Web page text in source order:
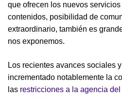
que ofrecen los nuevos
contenidos, posibilidad de
extraordinario, también es
nos exponemos.
Los recientes avances sociales
incrementado notablemente la
las restricciones a la agencia